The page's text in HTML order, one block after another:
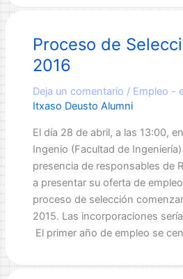
Proceso de
2016
Deja un comentario / Empleo -
Itxaso Deusto Alumni
El día 28 de abril, a las 13:00,
Ingenio (Facultad de
presencia de responsables de
a presentar su oferta de
proceso de selección
2015. Las incorporaciones
El primer año de empleo se